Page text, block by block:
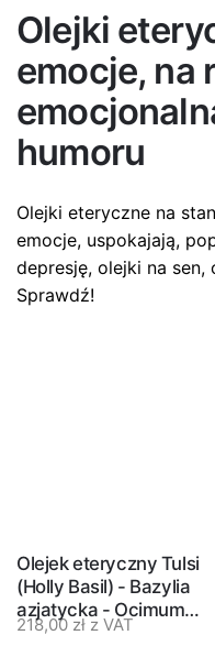
Olejki
emocje, na
humoru
Olejki eteryczne na
emocje, uspokajają,
depresję, olejki na sen,
Sprawdź!
Olejek eteryczny Tulsi
(Holly Basil) - Bazylia
azjatycka - Ocimum
sanctum - doTERRA - 5
218,00 zł z VAT